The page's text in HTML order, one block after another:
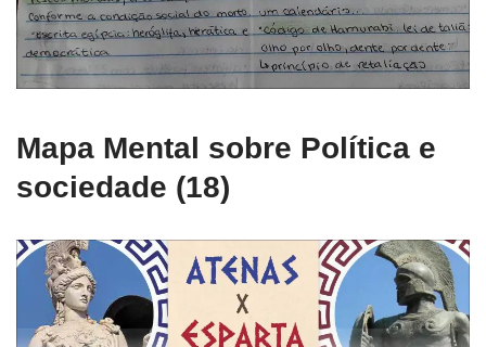
Mapa Mental sobre Política e
sociedade (18)